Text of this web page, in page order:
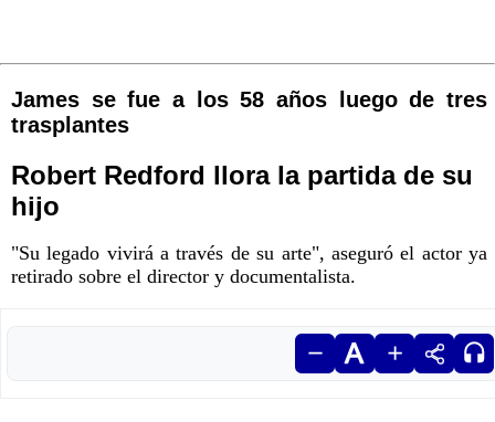
James se fue a los 58 años luego de tres
trasplantes
Robert Redford llora la partida de su
hijo
"Su legado vivirá a través de su arte", aseguró el actor ya
retirado sobre el director y documentalista.